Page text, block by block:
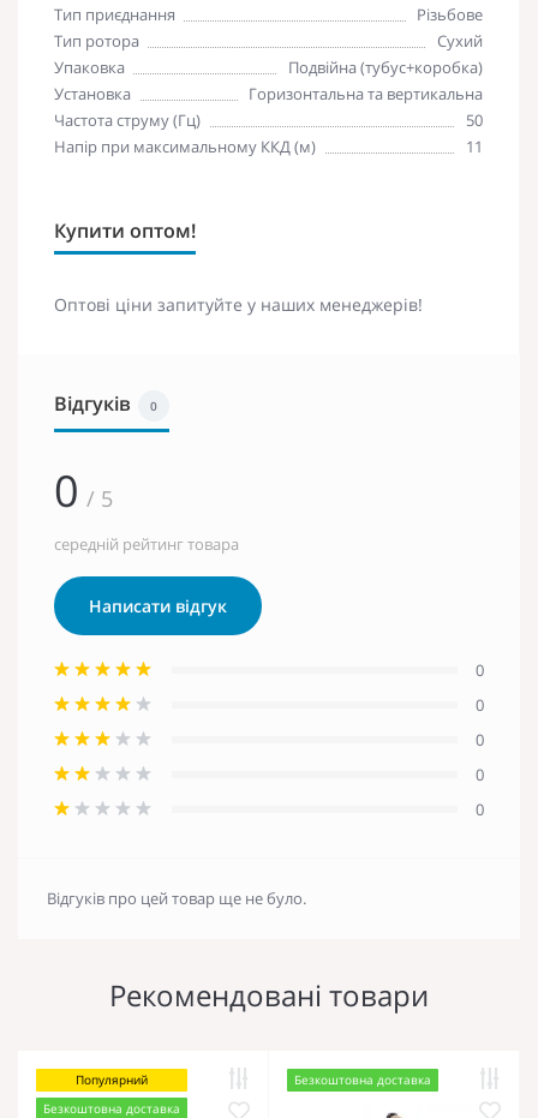
Тип приєднання
Різьбове
Тип ротора
Сухий
Упаковка
Подвійна (тубус+коробка)
Установка
Горизонтальна та вертикальна
Частота струму (Гц)
50
Напір при максимальному ККД (м)
11
Купити оптом!
Оптові ціни запитуйте у наших менеджерів!
Відгуків 0
0 / 5
середній рейтинг товара
Написати відгук
0
0
0
0
0
Відгуків про цей товар ще не було.
Рекомендовані товари
Популярний
Безкоштовна доставка
Безкоштовна доставка